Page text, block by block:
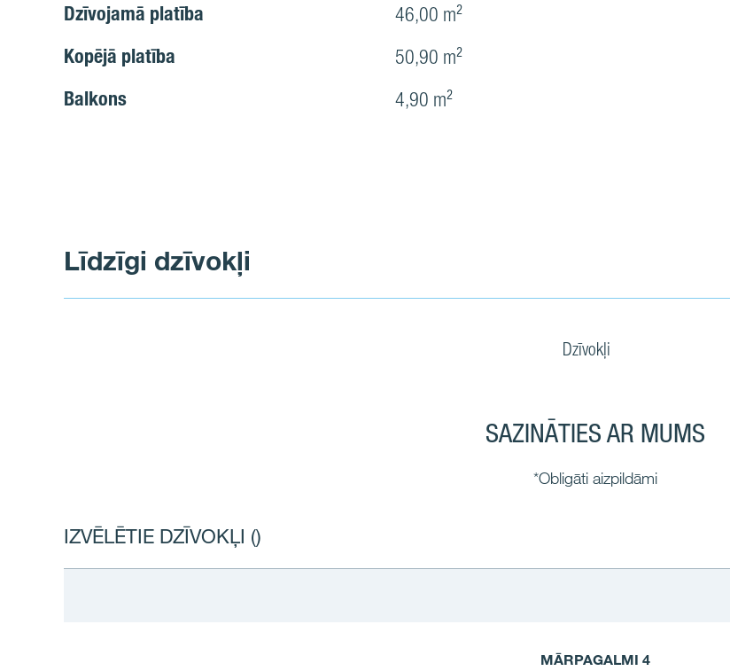
Dzīvojamā platība 46,00 m²
Kopējā platība 50,90 m²
Balkons 4,90 m²
Līdzīgi dzīvokļi
Dzīvokļi
SAZINĀTIES AR MUMS
*Obligāti aizpildāmi
IZVĒLĒTIE DZĪVOKĻI ()
MĀRPAGALMI 4